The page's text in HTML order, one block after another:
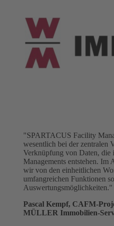
"SPARTACUS Facility
wesentlich bei der zentralen
Verknüpfung von Daten, die
Managements entstehen. Im
wir von den einheitlichen
umfangreichen Funktionen
Auswertungsmöglichkeiten."
Pascal Kempf, CAFM-
MÜLLER Immobilien-